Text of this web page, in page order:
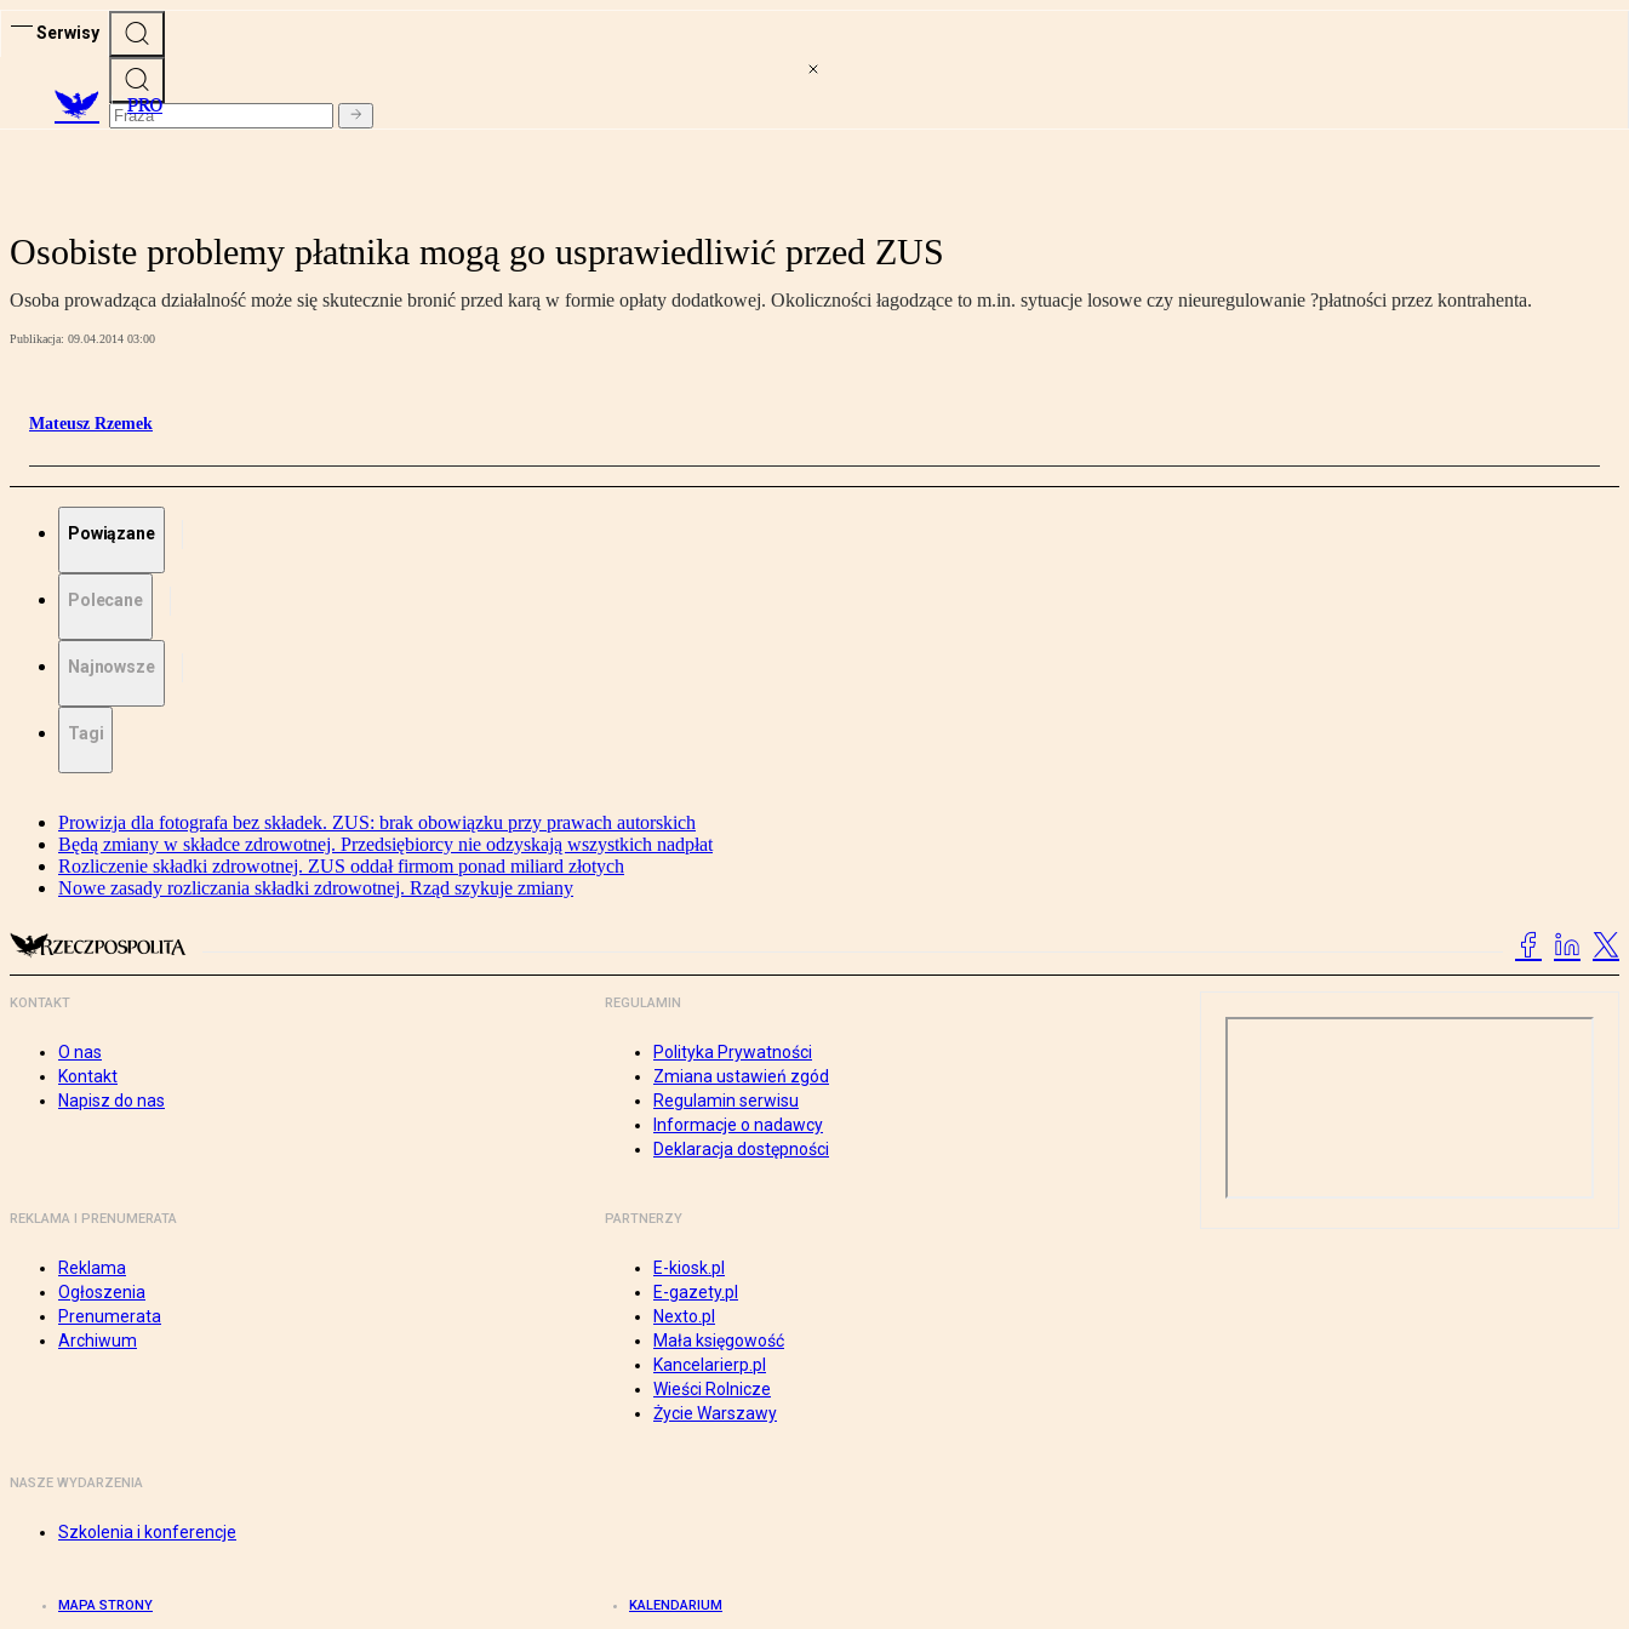
Serwisy
PRO
Osobiste problemy płatnika mogą go usprawiedliwić przed ZUS
Osoba prowadząca działalność może się skutecznie bronić przed karą w formie opłaty dodatkowej. Okoliczności łagodzące to m.in. sytuacje losowe czy nieuregulowanie ?płatności przez kontrahenta.
Publikacja: 09.04.2014 03:00
Mateusz Rzemek
Powiązane
Polecane
Najnowsze
Tagi
Prowizja dla fotografa bez składek. ZUS: brak obowiązku przy prawach autorskich
Będą zmiany w składce zdrowotnej. Przedsiębiorcy nie odzyskają wszystkich nadpłat
Rozliczenie składki zdrowotnej. ZUS oddał firmom ponad miliard złotych
Nowe zasady rozliczania składki zdrowotnej. Rząd szykuje zmiany
KONTAKT
O nas
Kontakt
Napisz do nas
REGULAMIN
Polityka Prywatności
Zmiana ustawień zgód
Regulamin serwisu
Informacje o nadawcy
Deklaracja dostępności
REKLAMA I PRENUMERATA
Reklama
Ogłoszenia
Prenumerata
Archiwum
PARTNERZY
E-kiosk.pl
E-gazety.pl
Nexto.pl
Mała księgowość
Kancelarierp.pl
Wieści Rolnicze
Życie Warszawy
NASZE WYDARZENIA
Szkolenia i konferencje
MAPA STRONY KALENDARIUM